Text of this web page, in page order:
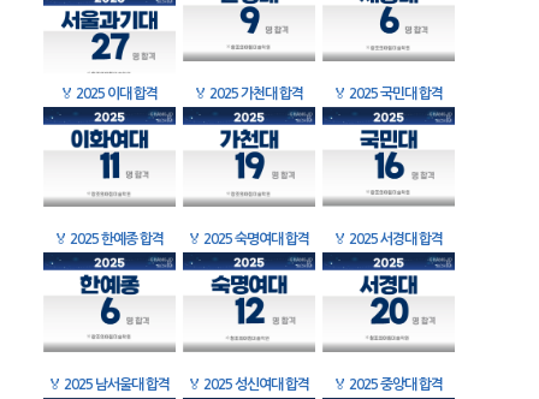
🏅 2025 이대 합격 🏅 2025 가천대 합격 🏅 2025 국민대 합격
🏅 2025 한예종 합격 🏅 2025 숙명여대 합격 🏅 2025 서경대 합격
🏅 2025 남서울대 합격 🏅 2025 성신여대 합격 🏅 2025 중앙대 합격